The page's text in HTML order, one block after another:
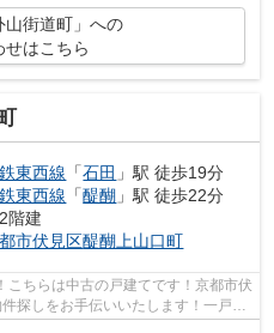
山街道町」への
せはこちら
東西線 「石田 」駅 徒歩19分
東西線 「醍醐 」駅 徒歩22分
階建
市伏見区醍醐上山口町
ちらは中古の戸建てです！京都市伏
探しをお手伝いいたします！一戸建